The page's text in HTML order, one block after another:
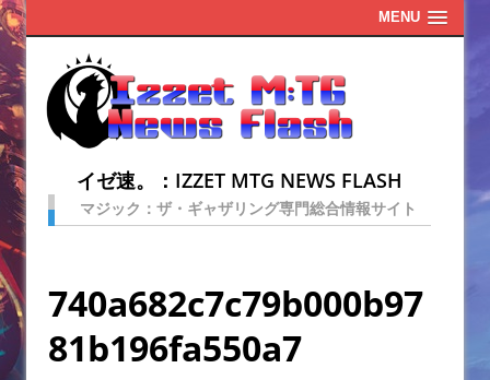
MENU
イゼ速。：IZZET MTG NEWS FLASH
マジック：ザ・ギャザリング専門総合情報サイト
740a682c7c79b000b97
81b196fa550a7